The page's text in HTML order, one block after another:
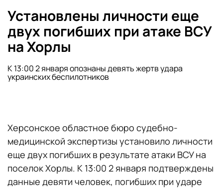
Установлены личности еще
двух погибших при атаке ВСУ
на Хорлы
К 13:00 2 января опознаны девять жертв удара
украинских беспилотников
Херсонское областное бюро судебно-
медицинской экспертизы установило личности
еще двух погибших в результате атаки ВСУ на
поселок Хорлы. К 13:00 2 января подтверждены
данные девяти человек, погибших при ударе